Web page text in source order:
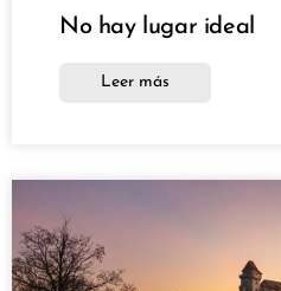
No hay lugar ideal
Leer más